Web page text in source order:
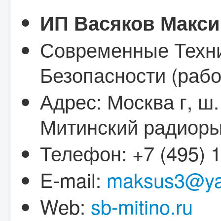
ИП Васяков
Современные
Безопасности
Адрес: Москва г,
Митинский
Телефон: +7 (495)
E-mail:
Web: sb-mitino.ru